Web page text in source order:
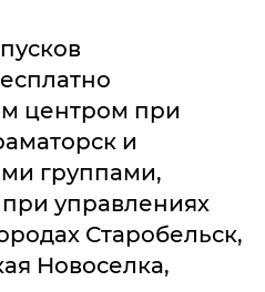
центром при
и
группами,
управлениях
Старобельск,
Новоселка,